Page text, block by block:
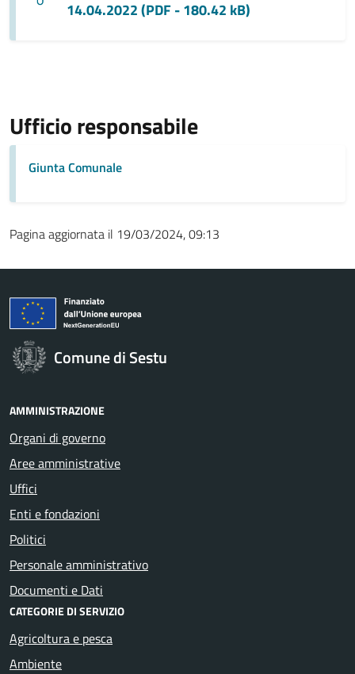
14.04.2022 (PDF - 180.42 kB)
Ufficio responsabile
Giunta Comunale
Pagina aggiornata il 19/03/2024, 09:13
Comune di Sestu
AMMINISTRAZIONE
Organi di governo
Aree amministrative
Uffici
Enti e fondazioni
Politici
Personale amministrativo
Documenti e Dati
CATEGORIE DI SERVIZIO
Agricoltura e pesca
Ambiente